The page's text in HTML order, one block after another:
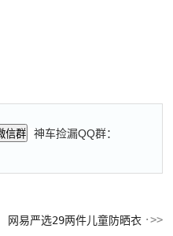
信群
神车捡漏QQ群：
网易严选29两件儿童防晒衣